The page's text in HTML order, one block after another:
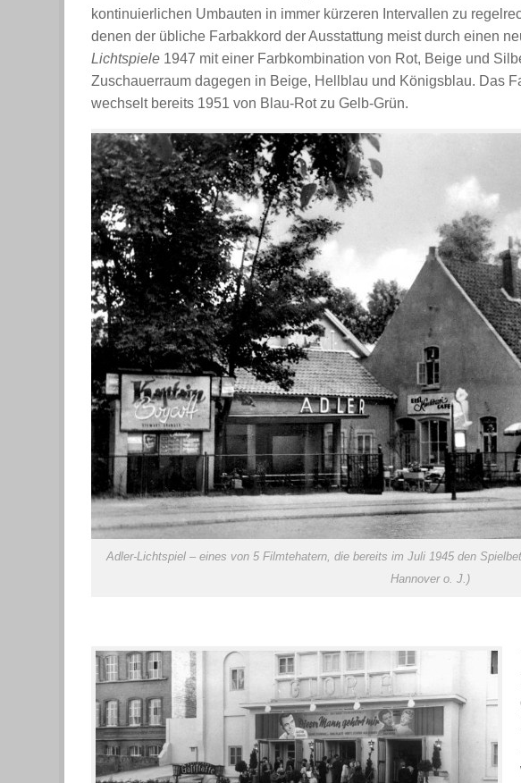
kontinuierlichen Umbauten in immer kürzeren Intervallen zu
denen der übliche Farbakkord der Ausstattung meist durch einen
Lichtspiele 1947 mit einer Farbkombination von Rot, Beige und
Zuschauerraum dagegen in Beige, Hellblau und Königsblau. Das
wechselt bereits 1951 von Blau-Rot zu Gelb-Grün.
Adler-Lichtspiel – eines von 5 Filmtehatern, die bereits im Juli 1945 den
Hannover o. J.)